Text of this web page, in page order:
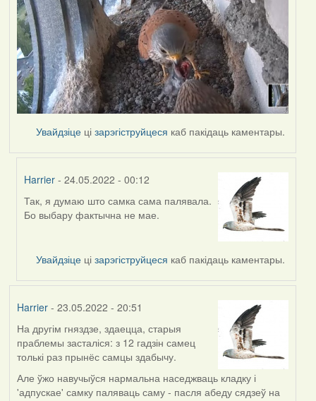
Увайдзіце цізарэгіструйцеся каб пакідаць каментары.
Harrier - 24.05.2022 - 00:12
In
reply
Lighty
Так, я думаю што самка сама палявала.
Бо выбару фактычна не мае.
Увайдзіце цізарэгіструйцеся каб пакідаць каментары.
Harrier- 23.05.2022 - 20:51
На другім гняздзе, здаецца, старыя
праблемы засталіся: з 12 гадзін самец
толькі раз прынёс самцы здабычу.
Але ўжо навучыўся нармальна наседжваць кладку і
'адпускае' самку паляваць саму - пасля абеду сядзеў на